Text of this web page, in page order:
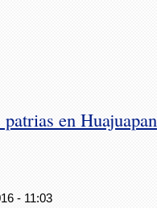
en Huajuapan
- 11:03